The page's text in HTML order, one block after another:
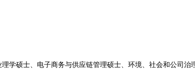
硕士、电子商务与供应链管理硕士、环境、社会和公司治